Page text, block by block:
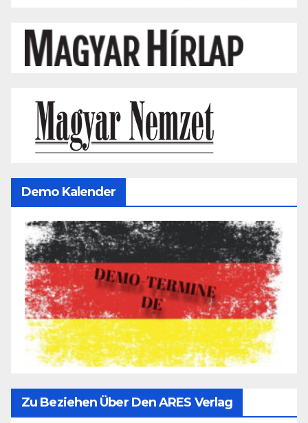
Demo Kalender
Zu Beziehen Über Den ARES Verlag